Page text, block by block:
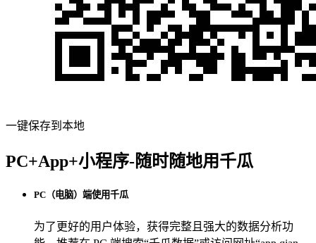
一键保存到本地
PC+App+小程序-随时随地用千瓜
PC（电脑）端使用千瓜
为了更好的用户体验，获得完整且强大的数据分析功